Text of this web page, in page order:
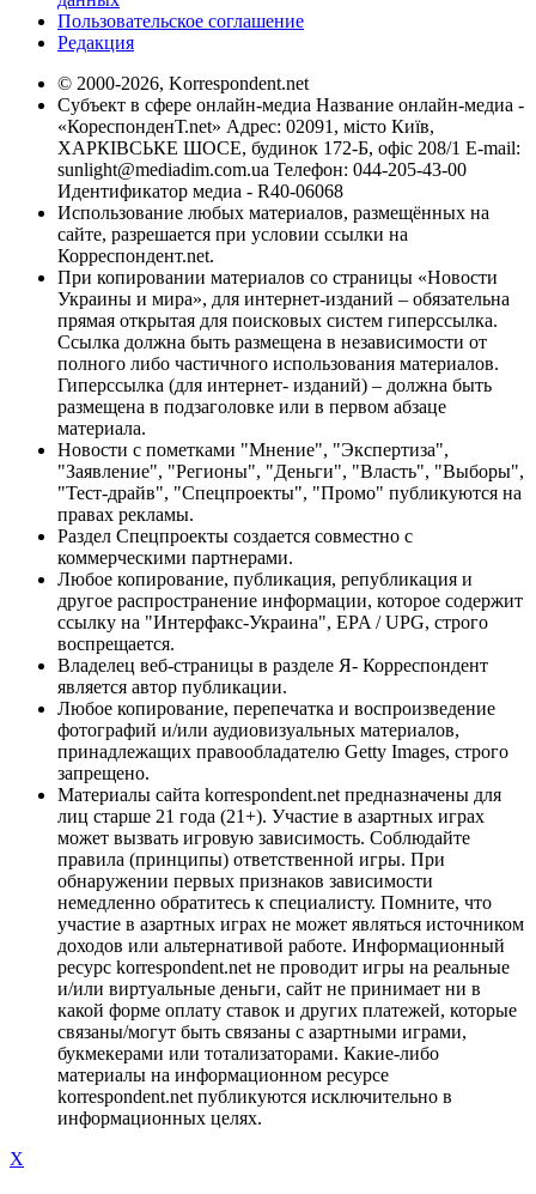
Пользовательское соглашение
Редакция
© 2000-2026, Korrespondent.net
Субъект в сфере онлайн-медиа Название онлайн-медиа -
«КореспонденТ.net» Адрес: 02091, місто Київ,
ХАРКІВСЬКЕ ШОСЕ, будинок 172-Б, офіс 208/1 E-mail:
sunlight@mediadim.com.ua Телефон: 044-205-43-00
Идентификатор медиа - R40-06068
Использование любых материалов, размещённых на
сайте, разрешается при условии ссылки на
Корреспондент.net.
При копировании материалов со страницы «Новости
Украины и мира», для интернет-изданий – обязательна
прямая открытая для поисковых систем гиперссылка.
Ссылка должна быть размещена в независимости от
полного либо частичного использования материалов.
Гиперссылка (для интернет- изданий) – должна быть
размещена в подзаголовке или в первом абзаце
материала.
Новости с пометками "Мнение", "Экспертиза",
"Заявление", "Регионы", "Деньги", "Власть", "Выборы",
"Тест-драйв", "Спецпроекты", "Промо" публикуются на
правах рекламы.
Раздел Спецпроекты создается совместно с
коммерческими партнерами.
Любое копирование, публикация, републикация и
другое распространение информации, которое содержит
ссылку на "Интерфакс-Украина", EPA / UPG, строго
воспрещается.
Владелец веб-страницы в разделе Я- Корреспондент
является автор публикации.
Любое копирование, перепечатка и воспроизведение
фотографий и/или аудиовизуальных материалов,
принадлежащих правообладателю Getty Images, строго
запрещено.
Материалы сайта korrespondent.net предназначены для
лиц старше 21 года (21+). Участие в азартных играх
может вызвать игровую зависимость. Соблюдайте
правила (принципы) ответственной игры. При
обнаружении первых признаков зависимости
немедленно обратитесь к специалисту. Помните, что
участие в азартных играх не может являться источником
доходов или альтернативой работе. Информационный
ресурс korrespondent.net не проводит игры на реальные
и/или виртуальные деньги, сайт не принимает ни в
какой форме оплату ставок и других платежей, которые
связаны/могут быть связаны с азартными играми,
букмекерами или тотализаторами. Какие-либо
материалы на информационном ресурсе
korrespondent.net публикуются исключительно в
информационных целях.
X